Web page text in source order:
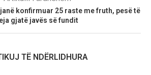
janë konfirmuar 25 raste me fruth, pesë të
gjatë javës së fundit
TË NDËRLIDHURA